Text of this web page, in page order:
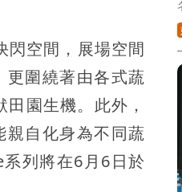
閃空間，展場空間
更圍繞著由各式蔬
園生機。此外，
親自化身為不同蔬
列將在6月6日於